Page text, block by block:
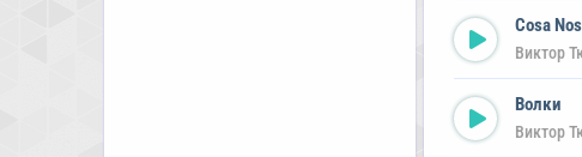
Cosa
Виктор
Волки
Виктор